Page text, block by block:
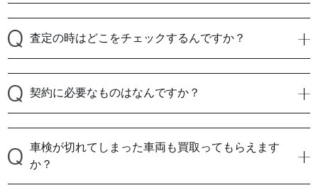
査定の時はどこをチェックするんですか？
契約に必要なものはなんですか？
車検が切れてしまった車両も買取ってもらえます
か？